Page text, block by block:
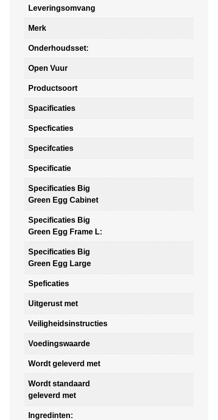
Leveringsomvang
Merk
Onderhoudsset:
Open Vuur
Productsoort
Spacificaties
Specficaties
Specifcaties
Specificatie
Specificaties Big
Green Egg Cabinet
Specificaties Big
Green Egg Frame L:
Specificaties Big
Green Egg Large
Speficaties
Uitgerust met
Veiligheidsinstructies
Voedingswaarde
Wordt geleverd met
Wordt standaard
geleverd met
Ingredinten: